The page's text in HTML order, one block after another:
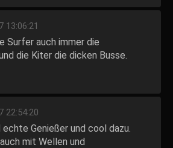
13:06:21
Surfer auch immer die
die Kiter die dicken Busse.
22:54:20
echte Genießer und cool dazu.
mit Wellen und